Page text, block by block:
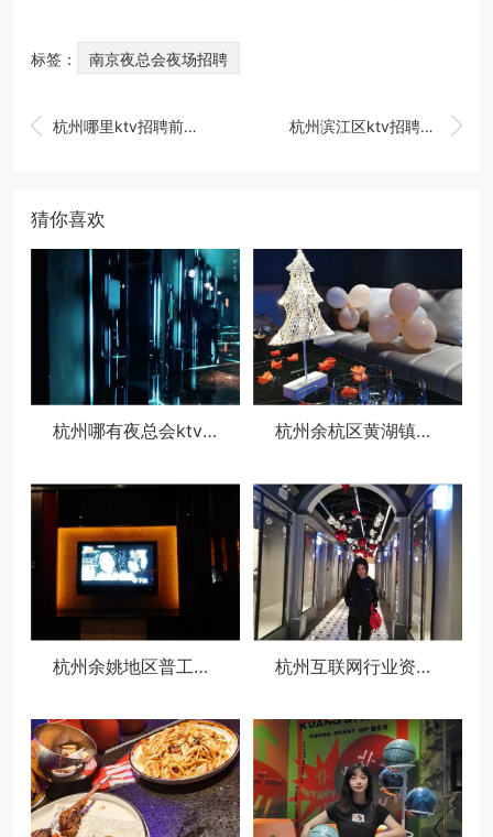
标签： 南京夜总会夜场招聘
 杭州哪里ktv招聘前台迎宾,(我在夜场工作？) 
杭州滨江区ktv招聘大客户经理,加班双倍工资吗
猜你喜欢
杭州哪有夜总会ktv招聘酒水促销员,ktv最容易被选中的穿搭 杭州余杭区黄湖镇附近夜场招聘商务接待,(不用订房任务)
杭州余姚地区普工文员求职招聘 杭州互联网行业资深boss找工作